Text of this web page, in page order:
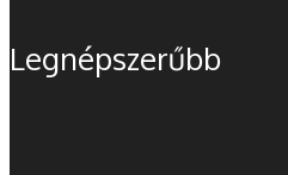
Legnépszerűbb